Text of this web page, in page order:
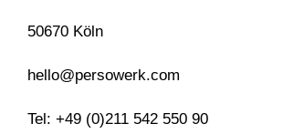
50670 Köln
hello@persowerk.com
Tel: +49 (0)211 542 550 90